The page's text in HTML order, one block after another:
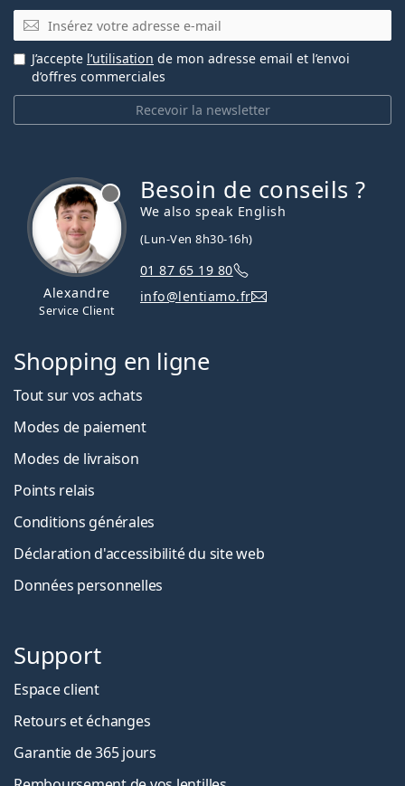
E-mail
Recevoir la newsletter
J’accepte l’utilisation de mon adresse email et l’envoi
d’offres commerciales
Alexandre
Service Client
Besoin de conseils ?
We also speak English
(Lun-Ven 8h30-16h)
01 87 65 19 80
info@lentiamo.fr
Shopping en ligne
Tout sur vos achats
Modes de paiement
Modes de livraison
Points relais
Conditions générales
Déclaration d'accessibilité du site web
Données personnelles
Support
Espace client
Retours et échanges
Garantie de 365 jours